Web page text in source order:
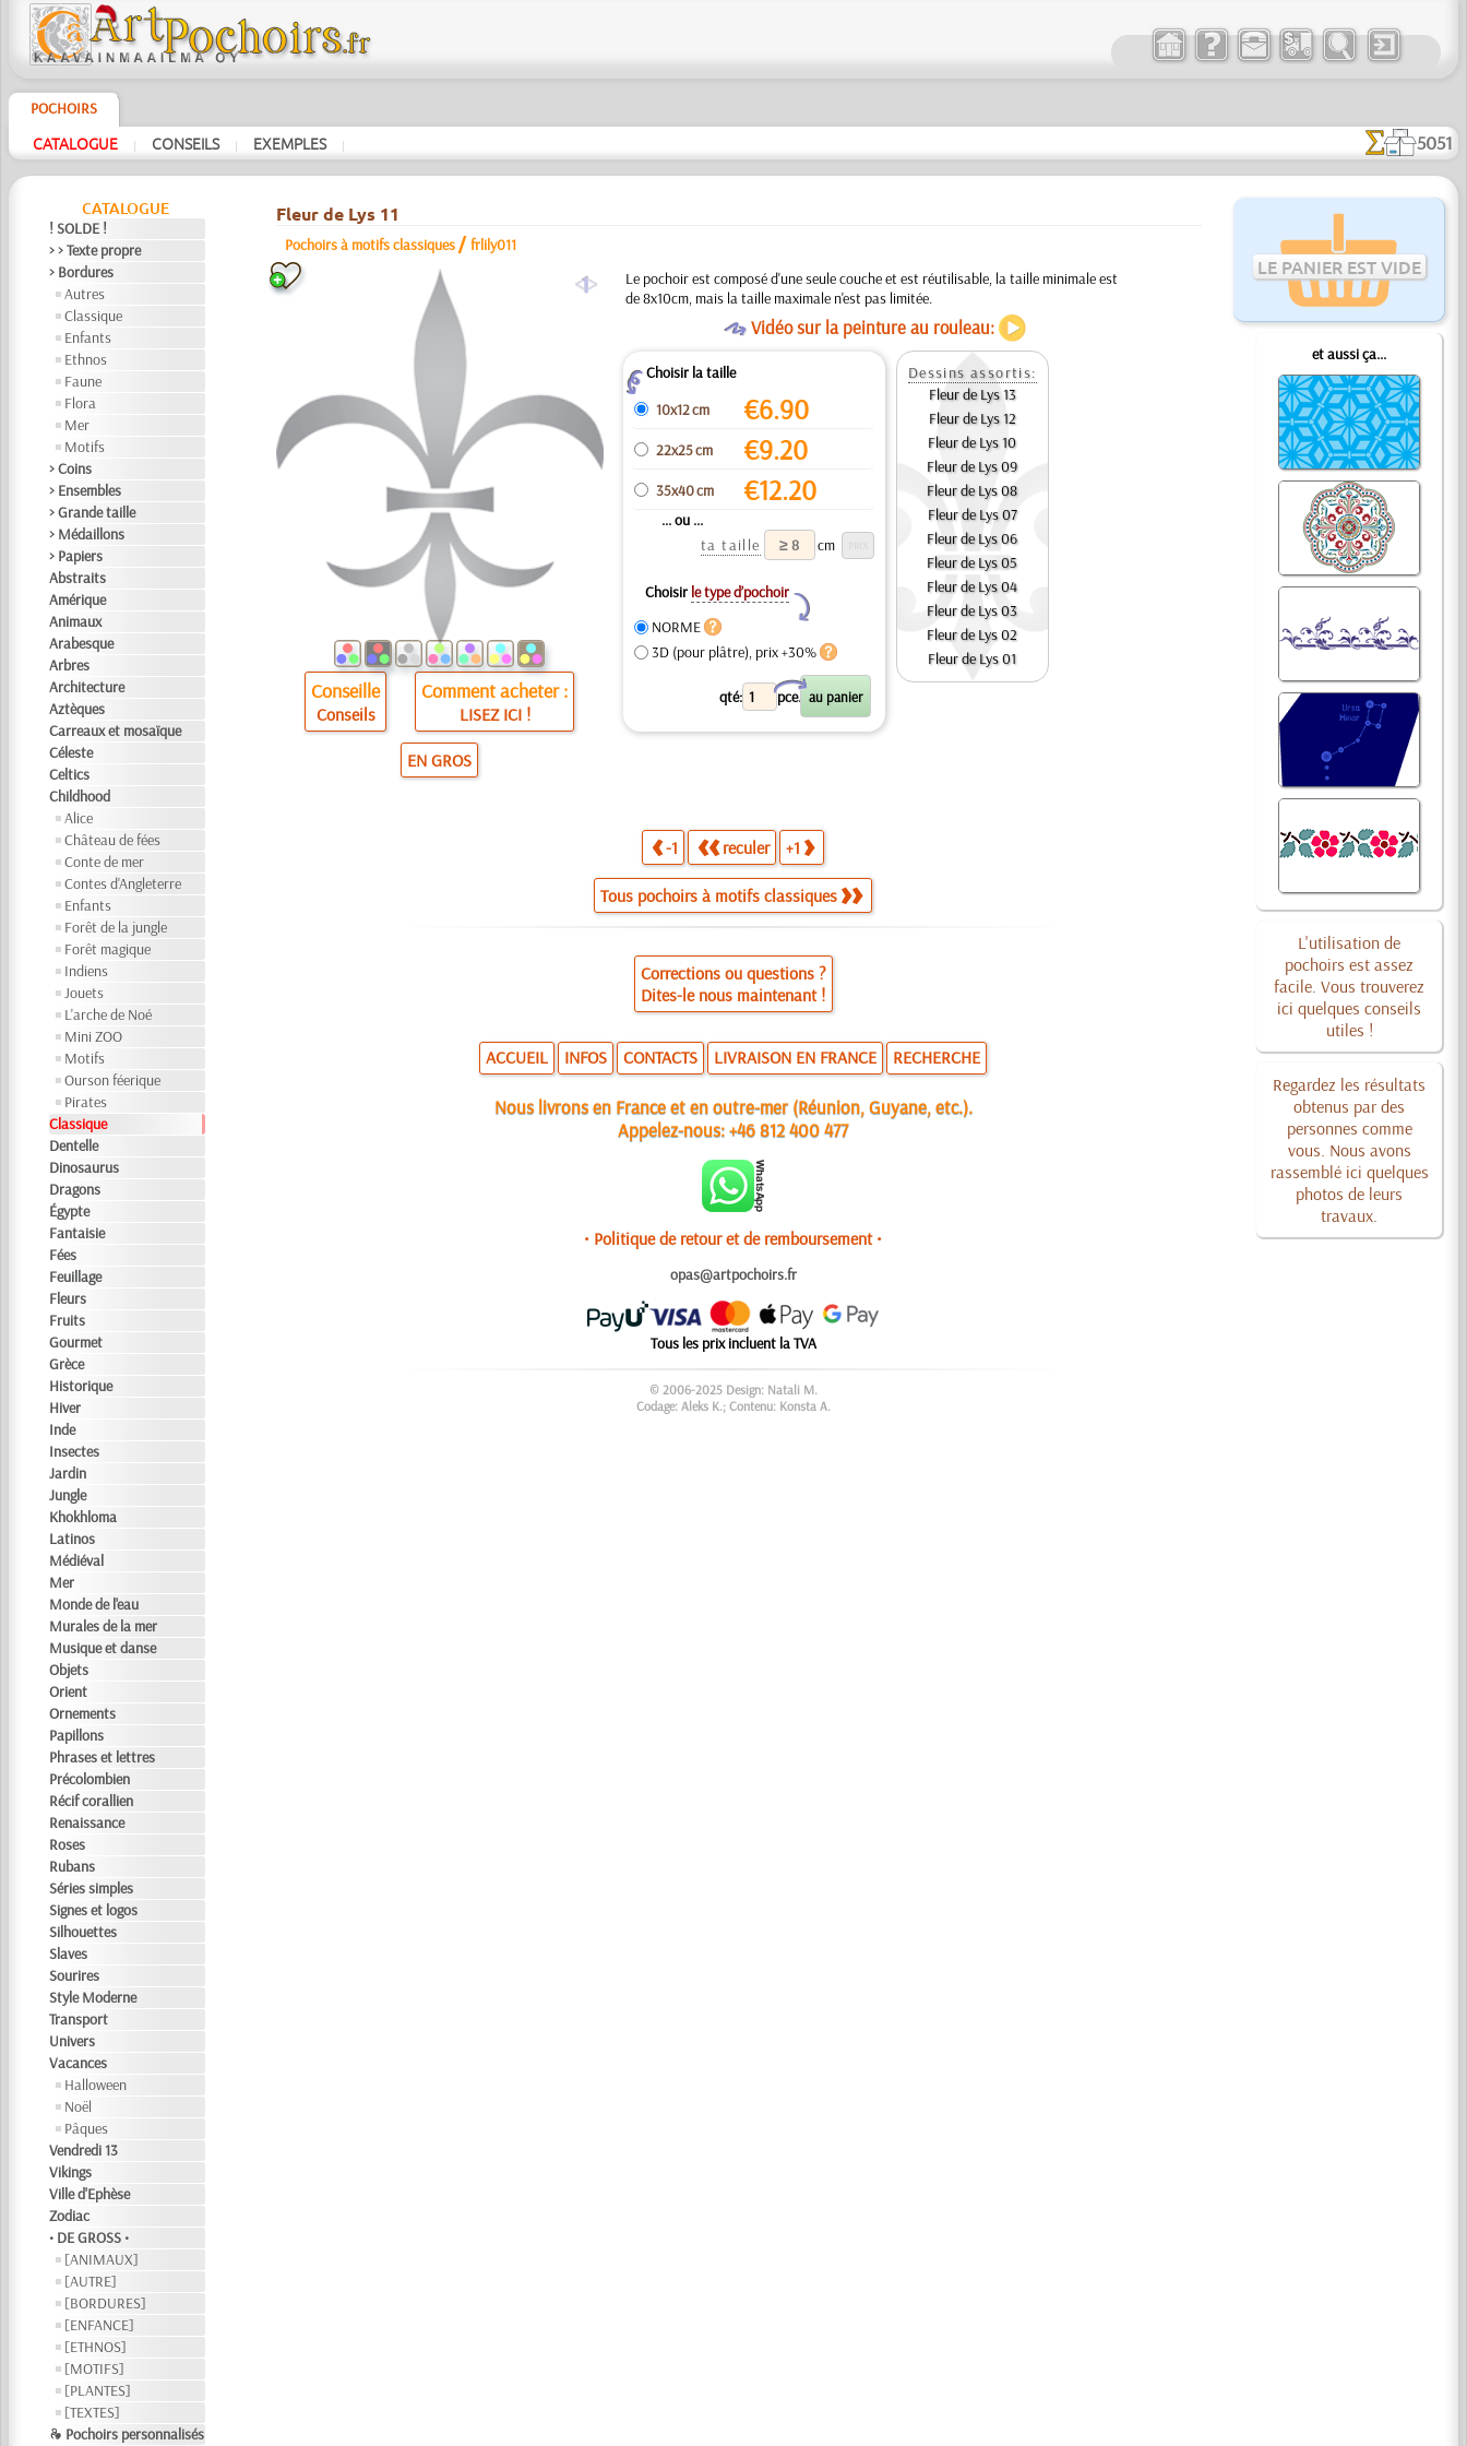
POCHOIRS
CATALOGUE | CONSEILS | EXEMPLES | 5051
CATALOGUE
! SOLDE !
> > Texte propre
> Bordures
Autres
Classique
Enfants
Ethnos
Faune
Flora
Mer
Motifs
> Coins
> Ensembles
> Grande taille
> Médaillons
> Papiers
Abstraits
Amérique
Animaux
Arabesque
Arbres
Architecture
Aztèques
Carreaux et mosaïque
Céleste
Celtics
Childhood
Alice
Château de fées
Conte de mer
Contes d'Angleterre
Enfants
Forêt de la jungle
Forêt magique
Indiens
Jouets
L'arche de Noé
Mini ZOO
Motifs
Ourson féerique
Pirates
Classique
Dentelle
Dinosaurus
Dragons
Égypte
Fantaisie
Fées
Feuillage
Fleurs
Fruits
Gourmet
Grèce
Historique
Hiver
Inde
Insectes
Jardin
Jungle
Khokhloma
Latinos
Médiéval
Mer
Monde de l'eau
Murales de la mer
Musique et danse
Objets
Orient
Ornements
Papillons
Phrases et lettres
Précolombien
Récif corallien
Renaissance
Roses
Rubans
Séries simples
Signes et logos
Silhouettes
Slaves
Sourires
Style Moderne
Transport
Univers
Vacances
Halloween
Noël
Pâques
Vendredi 13
Vikings
Ville d'Ephèse
Zodiac
• DE GROSS •
[ANIMAUX]
[AUTRE]
[BORDURES]
[ENFANCE]
[ETHNOS]
[MOTIFS]
[PLANTES]
[TEXTES]
❧ Pochoirs personnalisés
LE PANIER EST VIDE
et aussi ça...
L'utilisation de
pochoirs est assez
facile. Vous trouverez
ici quelques conseils
utiles !
Regardez les résultats
obtenus par des
personnes comme
vous. Nous avons
rassemblé ici quelques
photos de leurs
travaux.
Fleur de Lys 11
Pochoirs à motifs classiques /frlily011
a
Conseille
Conseils
Comment acheter :
LISEZ ICI !
EN GROS
Le pochoir est composé d'une seule couche et est réutilisable, la taille minimale est
de 8x10cm, mais la taille maximale n'est pas limitée.
OVidéo sur la peinture au rouleau:
ZChoisir la taille
10x12 cm
€6.90
22x25 cm €9.20
35x40 cm €12.20
... ou ...
ta taille
cm
Choisir le type d’pochoir
Y
NORME
3D (pour plâtre), prix +30%
qté: pce.
X
Dessins assortis:
Fleur de Lys 13
Fleur de Lys 12
Fleur de Lys 10
Fleur de Lys 09
Fleur de Lys 08
Fleur de Lys 07
Fleur de Lys 06
Fleur de Lys 05
Fleur de Lys 04
Fleur de Lys 03
Fleur de Lys 02
Fleur de Lys 01
-1 reculer +1
Tous pochoirs à motifs classiques
Corrections ou questions ?
Dites-le nous maintenant !
ACCUEIL INFOS CONTACTS LIVRAISON EN FRANCE RECHERCHE
Nous livrons en France et en outre-mer (Réunion, Guyane, etc.).
Appelez-nous:+46 812 400 477
• Politique de retour et de remboursement •
opas@artpochoirs.fr
Tous les prix incluent la TVA
© 2006-2025 Design: Natali M.
Codage: Aleks K.; Contenu: Konsta A.